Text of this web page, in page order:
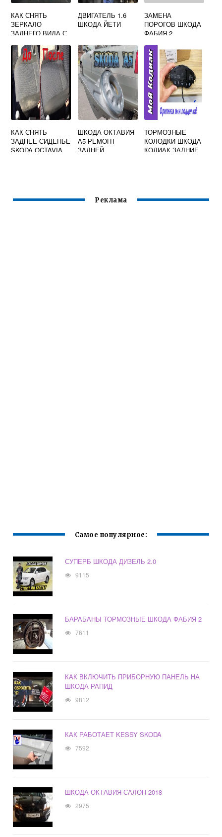
КАК СНЯТЬ
ЗЕРКАЛО
ЗАДНЕГО ВИДА С
СТЕКЛА ШКОДА
ОКТАВИЯ ТУР
ДВИГАТЕЛЬ 1.6
ШКОДА ЙЕТИ
ЗАМЕНА
ПОРОГОВ ШКОДА
ФАБИЯ 2
КАК СНЯТЬ
ЗАДНЕЕ СИДЕНЬЕ
SKODA OCTAVIA
ШКОДА ОКТАВИЯ
А5 РЕМОНТ
ЗАДНЕЙ
ТОРМОЗНЫЕ
КОЛОДКИ ШКОДА
КОДИАК ЗАДНИЕ
Реклама
Самое популярное:
СУПЕРБ ШКОДА ДИЗЕЛЬ 2.0
9115
БАРАБАНЫ ТОРМОЗНЫЕ ШКОДА ФАБИЯ 2
7611
КАК ВКЛЮЧИТЬ ПРИБОРНУЮ ПАНЕЛЬ НА
ШКОДА РАПИД
9812
КАК РАБОТАЕТ KESSY SKODA
7592
ШКОДА ОКТАВИЯ САЛОН 2018
2975